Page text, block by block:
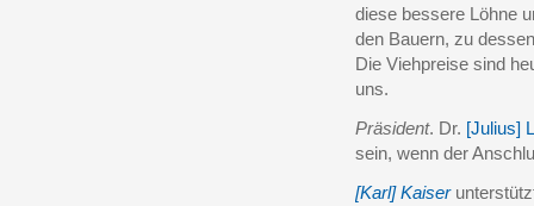
diese bessere Löhne
den Bauern, zu
Die Viehpreise sind
uns.
Präsident. Dr. [Julius]
sein, wenn der
[Karl] Kaiser